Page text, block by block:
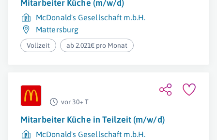
Mitarbeiter Küche (m/w/d)
McDonald's Gesellschaft m.b.H.
Mattersburg
Vollzeit ab 2.021€ pro Monat
vor 30+ T
Mitarbeiter Küche in Teilzeit (m/w/d)
McDonald's Gesellschaft m.b.H.